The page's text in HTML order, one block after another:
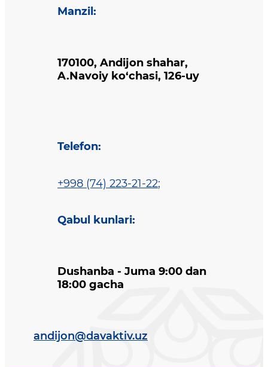
Manzil :
170100, Andijon shahar,
A.Navoiy ko‘chasi, 126-uy
Telefon:
+998 (74) 223-21-22;
Qabul kunlari:
Dushanba - Juma 9:00 dan
18:00 gacha
andijon@davaktiv.uz